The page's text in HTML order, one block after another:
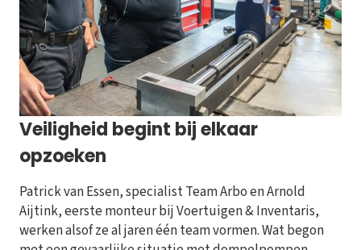
Veiligheid begint bij elkaar
opzoeken
Patrick van Essen, specialist Team Arbo en Arnold
Aijtink, eerste monteur bij Voertuigen & Inventaris,
werken alsof ze al jaren één team vormen. Wat begon